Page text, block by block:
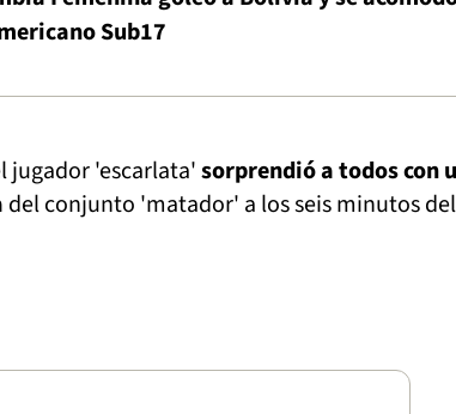
Sub17
jugador 'escarlata'sorprendió a todos con
del conjunto 'matador' a los seis minutos